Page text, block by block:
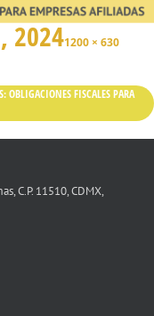
20241200 × 630
OBLIGACIONES FISCALES PARA
C.P. 11510, CDMX,